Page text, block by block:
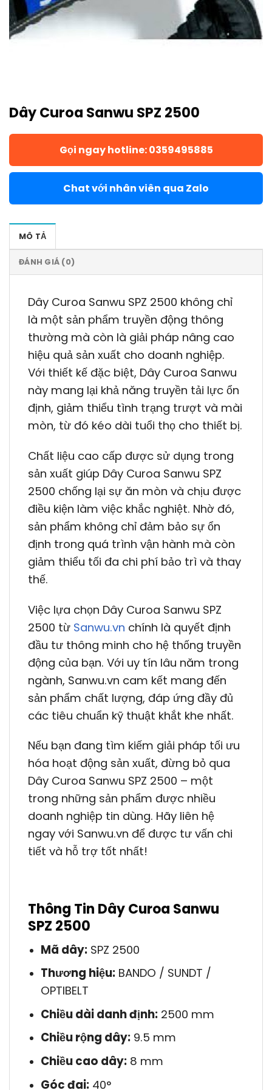
Dây Curoa Sanwu SPZ 2500
Gọi ngay hotline: 0359495885
Chat với nhân viên qua Zalo
MÔ TẢ
ĐÁNH GIÁ (0)
Dây Curoa Sanwu SPZ 2500 không chỉ
là một sản phẩm truyền động thông
thường mà còn là giải pháp nâng cao
hiệu quả sản xuất cho doanh nghiệp.
Với thiết kế đặc biệt, Dây Curoa Sanwu
này mang lại khả năng truyền tải lực ổn
định, giảm thiểu tình trạng trượt và mài
mòn, từ đó kéo dài tuổi thọ cho thiết bị.
Chất liệu cao cấp được sử dụng trong
sản xuất giúp Dây Curoa Sanwu SPZ
2500 chống lại sự ăn mòn và chịu được
điều kiện làm việc khắc nghiệt. Nhờ đó,
sản phẩm không chỉ đảm bảo sự ổn
định trong quá trình vận hành mà còn
giảm thiểu tối đa chi phí bảo trì và thay
thế.
Việc lựa chọn Dây Curoa Sanwu SPZ
2500 từ Sanwu.vn chính là quyết định
đầu tư thông minh cho hệ thống truyền
động của bạn. Với uy tín lâu năm trong
ngành, Sanwu.vn cam kết mang đến
sản phẩm chất lượng, đáp ứng đầy đủ
các tiêu chuẩn kỹ thuật khắt khe nhất.
Nếu bạn đang tìm kiếm giải pháp tối ưu
hóa hoạt động sản xuất, đừng bỏ qua
Dây Curoa Sanwu SPZ 2500 – một
trong những sản phẩm được nhiều
doanh nghiệp tin dùng. Hãy liên hệ
ngay với Sanwu.vn để được tư vấn chi
tiết và hỗ trợ tốt nhất!
Thông Tin Dây Curoa Sanwu
SPZ 2500
Mã dây:SPZ 2500
Thương hiệu:BANDO / SUNDT /
OPTIBELT
Chiều dài danh định:2500 mm
Chiều rộng dây:9.5 mm
Chiều cao dây:8 mm
Góc đai:40°